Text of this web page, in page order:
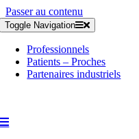
Passer au contenu
Toggle Navigation
Professionnels
Patients – Proches
Partenaires industriels